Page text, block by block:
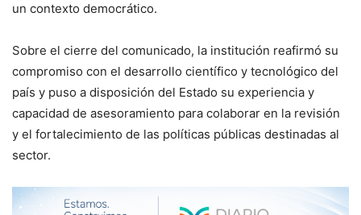
un contexto democrático.
Sobre el cierre del comunicado, la institución reafirmó su
compromiso con el desarrollo científico y tecnológico del
país y puso a disposición del Estado su experiencia y
capacidad de asesoramiento para colaborar en la revisión
y el fortalecimiento de las políticas públicas destinadas al
sector.